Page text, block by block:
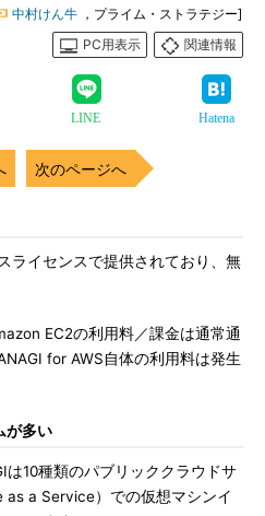
中村けん牛 ，プライム・ストラテジー]
PC用表示
関連情報
LINE Hatena
次のページへ
ライセンスで提供されており、無
EC2の利用料／課金は通常通
for AWS自体の利用料は発生
が多い
10種類のパブリッククラウドサ
a Service）での仮想マシンイ